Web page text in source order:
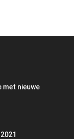
met nieuwe